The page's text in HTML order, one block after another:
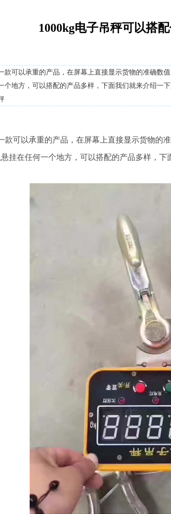
1000kg电子吊秤可以搭
可以承重的产品，在屏幕上直接显示货物的准确数
个地方，可以搭配的产品多样，下面我们就来介绍一
可以承重的产品，在屏幕上直接显示货物的
挂在任何一个地方，可以搭配的产品多样，